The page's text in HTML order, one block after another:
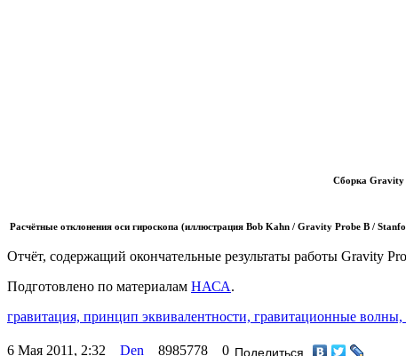
Сборка Gravity
Расчётные отклонения оси гироскопа (иллюстрация Bob Kahn / Gravity Probe B /
Отчёт, содержащий окончательные результаты работы Gravity
Подготовлено по материалам НАСА.
гравитация, принцип эквивалентности, гравитационные волны,
6 Мая 2011, 2:32 Den 8985778 0 Поделиться